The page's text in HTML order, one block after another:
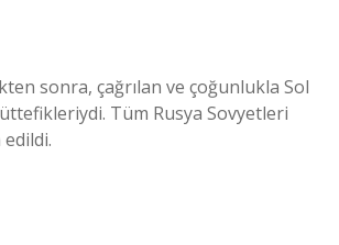
sonra, çağrılan ve çoğunlukla Sol
Tüm Rusya Sovyetleri